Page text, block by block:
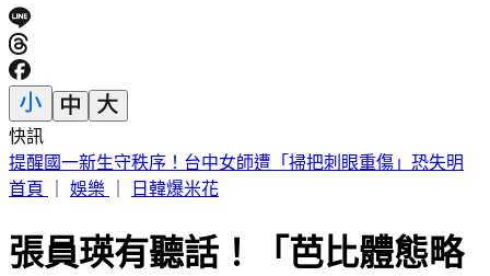
快訊
快訊／兆基爆公司債危機遭北檢搜索 前董座李建成被帶走
首頁
娛樂 日韓爆米花
張員瑛有聽話！「芭比體態略